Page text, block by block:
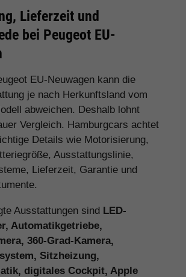
Lieferzeit und
bei Peugeot EU-
EU-Neuwagen kann die
je nach Herkunftsland vom
abweichen. Deshalb lohnt
Vergleich. Hamburgcars achtet
Details wie Motorisierung,
Ausstattungslinie,
Lieferzeit, Garantie und
Ausstattungen sind LED-
Automatikgetriebe,
360-Grad-Kamera,
Sitzheizung,
digitales Cockpit, Apple